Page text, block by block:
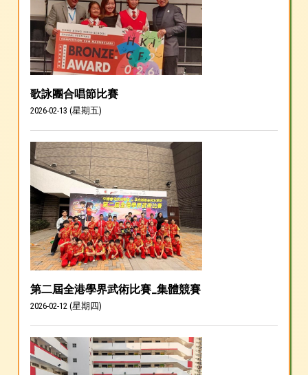
歌詠團合唱節比賽
2026-02-13 (星期五)
第二屆全港學界武術比賽_集體競賽
2026-02-12 (星期四)